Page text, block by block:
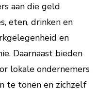
aan die geld
eten, drinken en
en
Daarnaast bieden
lokale ondernemers
te tonen en zichzelf